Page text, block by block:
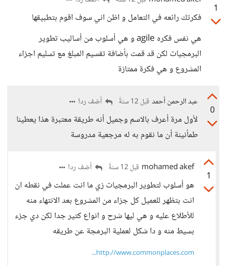
1
فكرتك رائعه في التعامل و اظن اني سوف اقوم بتطبيقها
هي نفس فكره agile و هي أسلوب من أساليب تطوير
البرمجيات لكن قد قمت بأضافة تقسيم المبلغ مع تسليم اجزاء
المشروع و هي فكرة ممتازة
0
عبد الرحمن أحمد قبل 12 سنةً أضف ردا
لأول مرة أعرف بالاسم وجميل أنه طريقة معتبرة هذا يعطينا
طمأنينة أن ما نقوم به له مرجعية مدروسة
1
mohamed akef قبل 12 سنةً أضف ردا
هو أسلوب لتطوير البرمجيات زي ما انت عملت في نقطه ان
انت بتظهر للعميل كل جزاء من المشروع بعد الانتهاء منه
للأطلاع عليه و هي ليها شرح و انواع كتير جدا لكن دي جزء
بسيط منه و دا شكل لعملية البرمجة عن طريقه
http://www.commonplaces.com...